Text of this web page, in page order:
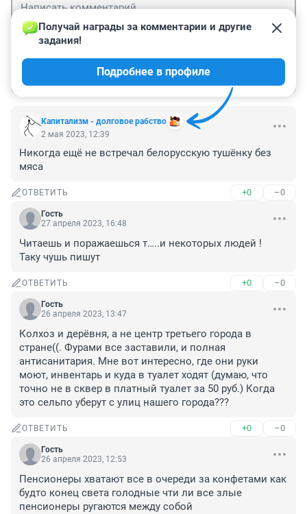
Капитализм - долговое рабство
Получай награды за комментарии и другие
задания!
Подробнее в профиле
2 мая 2023, 12:39
Никогда ещё не встречал белорусскую тушёнку без
мяса
ОТВЕТИТЬ +0 –0
Гость
27 апреля 2023, 16:48
Читаешь и поражаешься т…..и некоторых людей !
Таку чушь пишут
ОТВЕТИТЬ +0 –0
Гость
26 апреля 2023, 13:47
Колхоз и дерёвня, а не центр третьего города в
стране((. Фурами все заставили, и полная
антисанитария. Мне вот интересно, где они руки
моют, инвентарь и куда в туалет ходят (думаю, что
точно не в сквер в платный туалет за 50 руб.) Когда
это сельпо уберут с улиц нашего города???
ОТВЕТИТЬ +0 –0
Гость
26 апреля 2023, 12:53
Пенсионеры хватают все в очереди за конфетами как
будто конец света голодные чти ли все злые
пенсионеры ругаются между собой